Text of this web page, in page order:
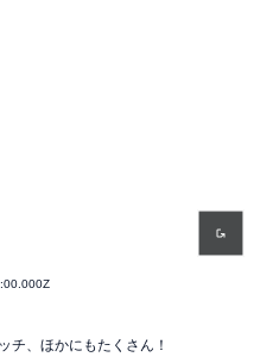
チ、ほかにもたくさん！